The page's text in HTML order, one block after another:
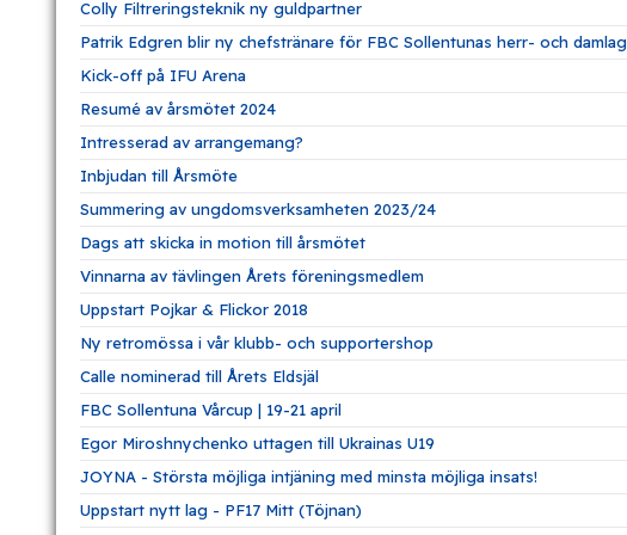
Colly Filtreringsteknik ny guldpartner
Patrik Edgren blir ny chefstränare för FBC Sollentunas herr- och damlag
Kick-off på IFU Arena
Resumé av årsmötet 2024
Intresserad av arrangemang?
Inbjudan till Årsmöte
Summering av ungdomsverksamheten 2023/24
Dags att skicka in motion till årsmötet
Vinnarna av tävlingen Årets föreningsmedlem
Uppstart Pojkar & Flickor 2018
Ny retromössa i vår klubb- och supportershop
Calle nominerad till Årets Eldsjäl
FBC Sollentuna Vårcup | 19-21 april
Egor Miroshnychenko uttagen till Ukrainas U19
JOYNA - Största möjliga intjäning med minsta möjliga insats!
Uppstart nytt lag - PF17 Mitt (Töjnan)